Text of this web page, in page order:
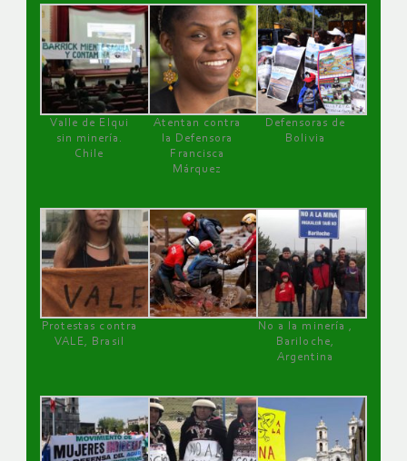
Valle de Elqui
sin minería.
Chile
Atentan contra
la Defensora
Francisca
Márquez
Defensoras de
Bolivia
Protestas contra
VALE, Brasil
No a la minería ,
Bariloche,
Argentina